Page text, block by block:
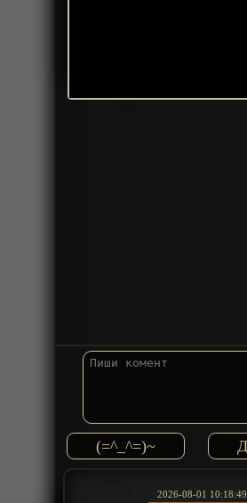
(=^_^=)~
2026-08-01 10:18:49